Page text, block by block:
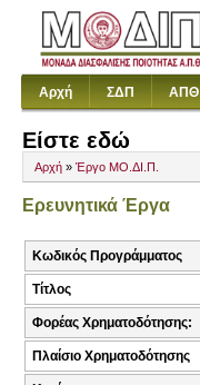
Αρχή ΣΔΠ ΑΠΘ
Είστε εδώ
Αρχή » Έργο ΜΟ.ΔΙ.Π.
Ερευνητικά Έργα
Κωδικός Προγράμματος
Τίτλος
Φορέας Χρηματοδότησης:
Πλαίσιο Χρηματοδότησης